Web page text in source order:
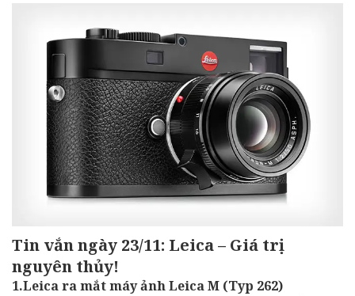
Tin vắn ngày 23/11: Leica – Giá trị
nguyên thủy!
1.Leica ra mắt máy ảnh Leica M (Typ 262)